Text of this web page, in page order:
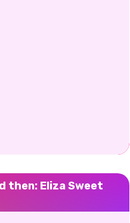
then: Eliza Sweet